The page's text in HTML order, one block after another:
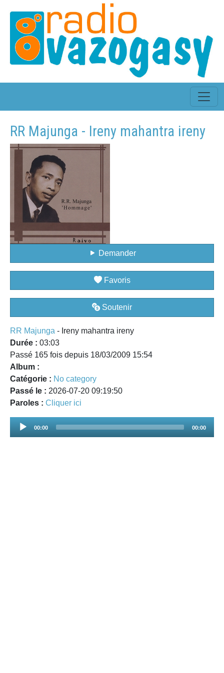
RR Majunga - Ireny mahantra ireny
Demander
Favoris
Soutenir
RR Majunga - Ireny mahantra ireny
Durée : 03:03
Passé 165 fois depuis 18/03/2009 15:54
Album :
Catégorie : No category
Passé le : 2026-07-20 09:19:50
Paroles : Cliquer ici
Audio
00:00 00:00